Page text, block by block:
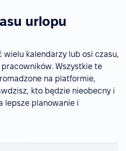
urlopu
wielu kalendarzy lub osi czasu,
Wszystkie te
na platformie,
kto będzie nieobecny i
lepsze planowanie i